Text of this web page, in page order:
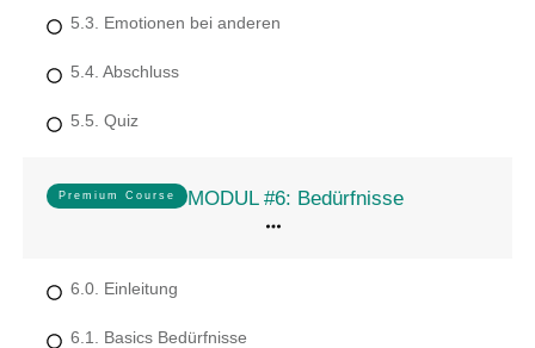
5.3. Emotionen bei anderen
5.4. Abschluss
5.5. Quiz
Premium Course MODUL #6: Bedürfnisse
6.0. Einleitung
6.1. Basics Bedürfnisse